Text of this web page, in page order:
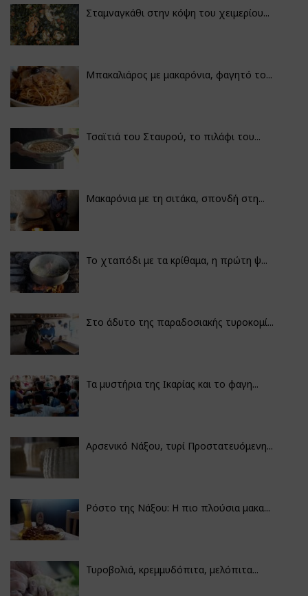
Σταμναγκάθι στην κόψη του χειμερίου...
Μπακαλιάρος με μακαρόνια, φαγητό το...
Τσαϊτιά του Σταυρού, το πιλάφι του...
Μακαρόνια με τη σιτάκα, σπονδή στη...
Το χταπόδι με τα κρίθαμα, η πρώτη ψ...
Στο άδυτο της παραδοσιακής τυροκομί...
Τα μυστήρια της Ικαρίας και το φαγη...
Αρσενικό Νάξου, τυρί Προστατευόμενη...
Ρόστο της Νάξου: Η πιο πλούσια μακα...
Τυροβολιά, κρεμμυδόπιτα, μελόπιτα...